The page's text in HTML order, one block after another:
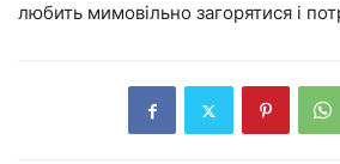
любить мимовільно загорятися і